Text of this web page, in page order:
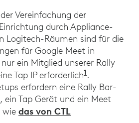
Vereinfachung der
durch Appliance-
Logitech-Räumen sind für die
für Google Meet in
ein Mitglied unserer Rally
Tap IP erforderlich1. Bei der
.
erfordern eine Rally Bar-
ein Tap Gerät und ein Meet
wie das von CTL